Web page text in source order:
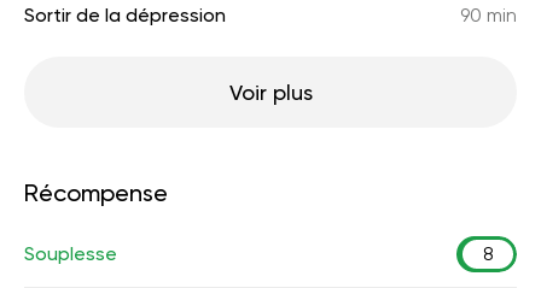
Sortir de la dépression 90 min
Voir plus
Récompense
Souplesse 8